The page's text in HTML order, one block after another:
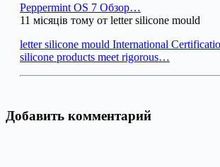
Peppermint OS 7 Обзор…
11 місяців тому от letter silicone mould
letter silicone mould International
silicone products meet rigorous…
Добавить комментарий